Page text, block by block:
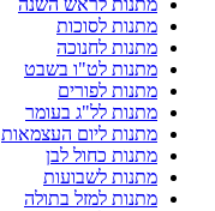
מתנות לראש השנה
מתנות לסוכות
מתנות לחנוכה
מתנות לט"ו בשבט
מתנות לפורים
מתנות לל"ג בעומר
מתנות ליום העצמאות
מתנות כחול לבן
מתנות לשבועות
מתנות למזל בתולה